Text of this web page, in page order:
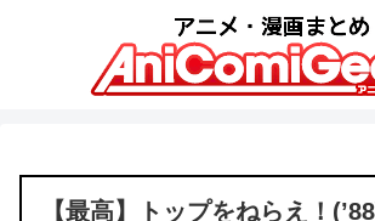
【最高】トップをねらえ！